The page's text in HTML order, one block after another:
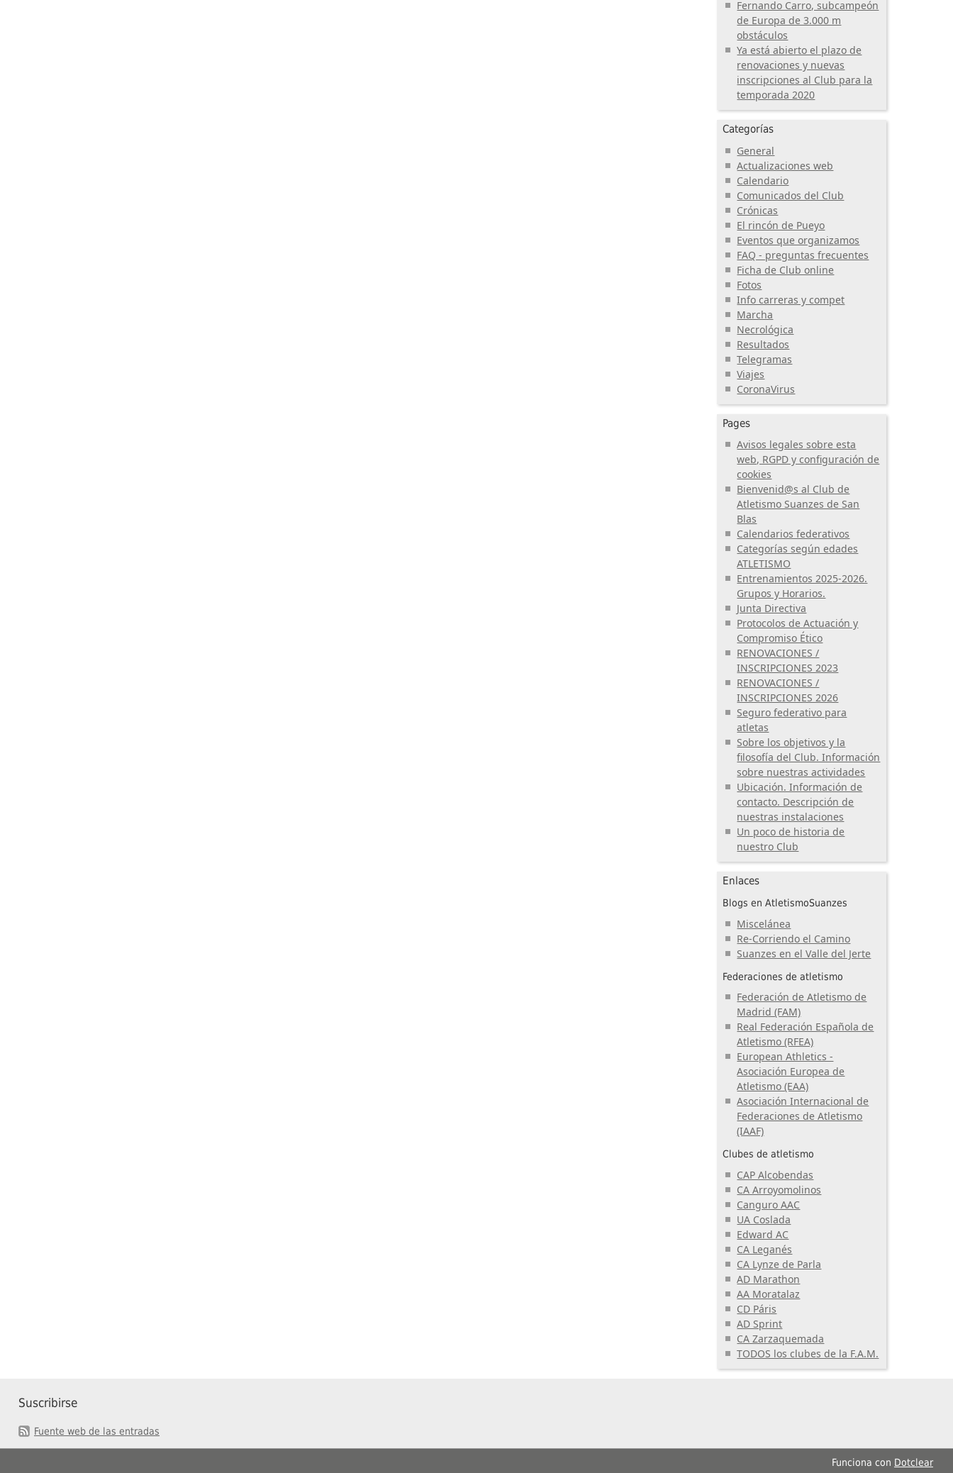
Fernando Carro, subcampeón
de Europa de 3.000 m
obstáculos
Ya está abierto el plazo de
renovaciones y nuevas
inscripciones al Club para la
temporada 2020
Categorías
General
Actualizaciones web
Calendario
Comunicados del Club
Crónicas
El rincón de Pueyo
Eventos que organizamos
FAQ - preguntas frecuentes
Ficha de Club online
Fotos
Info carreras y compet
Marcha
Necrológica
Resultados
Telegramas
Viajes
CoronaVirus
Pages
Avisos legales sobre esta
web, RGPD y configuración de
cookies
Bienvenid@s al Club de
Atletismo Suanzes de San
Blas
Calendarios federativos
Categorías según edades
ATLETISMO
Entrenamientos 2025-2026.
Grupos y Horarios.
Junta Directiva
Protocolos de Actuación y
Compromiso Ético
RENOVACIONES /
INSCRIPCIONES 2023
RENOVACIONES /
INSCRIPCIONES 2026
Seguro federativo para
atletas
Sobre los objetivos y la
filosofía del Club. Información
sobre nuestras actividades
Ubicación. Información de
contacto. Descripción de
nuestras instalaciones
Un poco de historia de
nuestro Club
Enlaces
Blogs en AtletismoSuanzes
Miscelánea
Re-Corriendo el Camino
Suanzes en el Valle del Jerte
Federaciones de atletismo
Federación de Atletismo de
Madrid (FAM)
Real Federación Española de
Atletismo (RFEA)
European Athletics -
Asociación Europea de
Atletismo (EAA)
Asociación Internacional de
Federaciones de Atletismo
(IAAF)
Clubes de atletismo
CAP Alcobendas
CA Arroyomolinos
Canguro AAC
UA Coslada
Edward AC
CA Leganés
CA Lynze de Parla
AD Marathon
AA Moratalaz
CD Páris
AD Sprint
CA Zarzaquemada
TODOS los clubes de la F.A.M.
Suscribirse
Fuente web de las entradas
Funciona con Dotclear